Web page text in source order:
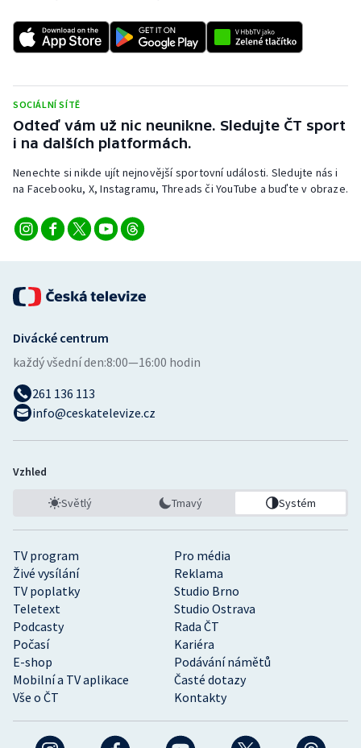
Stolní tenis
Vodní slalom
Volejbal
Ostatní
SOCIÁLNÍ SÍTĚ
Odteď vám už nic neunikne. Sledujte ČT sport
i na dalších platformách.
Nenechte si nikde ujít nejnovější sportovní události. Sledujte nás i
na Facebooku, X, Instagramu, Threads či YouTube a buďte v obraze.
TV program
Pro média
Živé vysílání
Reklama
TV poplatky
Studio Brno
Teletext
Studio Ostrava
Podcasty
Rada ČT
Počasí
Kariéra
E-shop
Podávání námětů
Mobilní a TV aplikace
Časté dotazy
Vše o ČT
Kontakty
Divácké centrum
každý všední den:8:00—16:00 hodin
261 136 113
info@ceskatelevize.cz
Vzhled
Světlý Tmavý Systém